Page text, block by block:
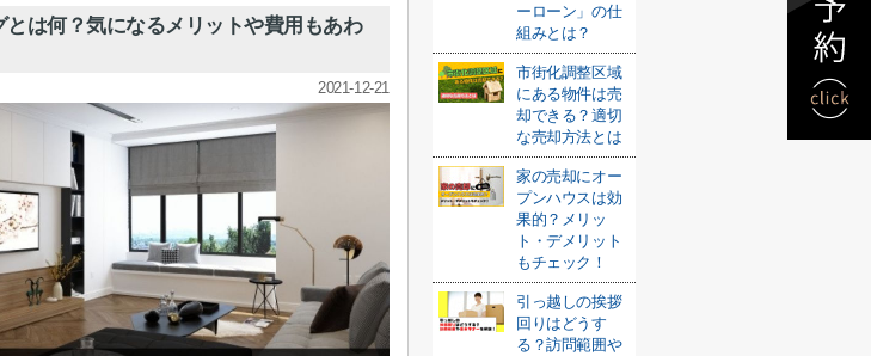
は何？気になるメリットや費用もあわ
2021-12-21
ーローン」の仕
組みとは？
市街化調整区域
にある物件は売
却できる？適切
な売却方法とは
家の売却にオー
プンハウスは効
果的？メリッ
ト・デメリット
もチェック！
引っ越しの挨拶
回りはどうす
る？訪問範囲や